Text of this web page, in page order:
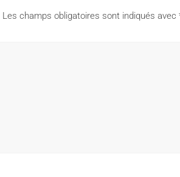
Les champs obligatoires sont indiqués avec